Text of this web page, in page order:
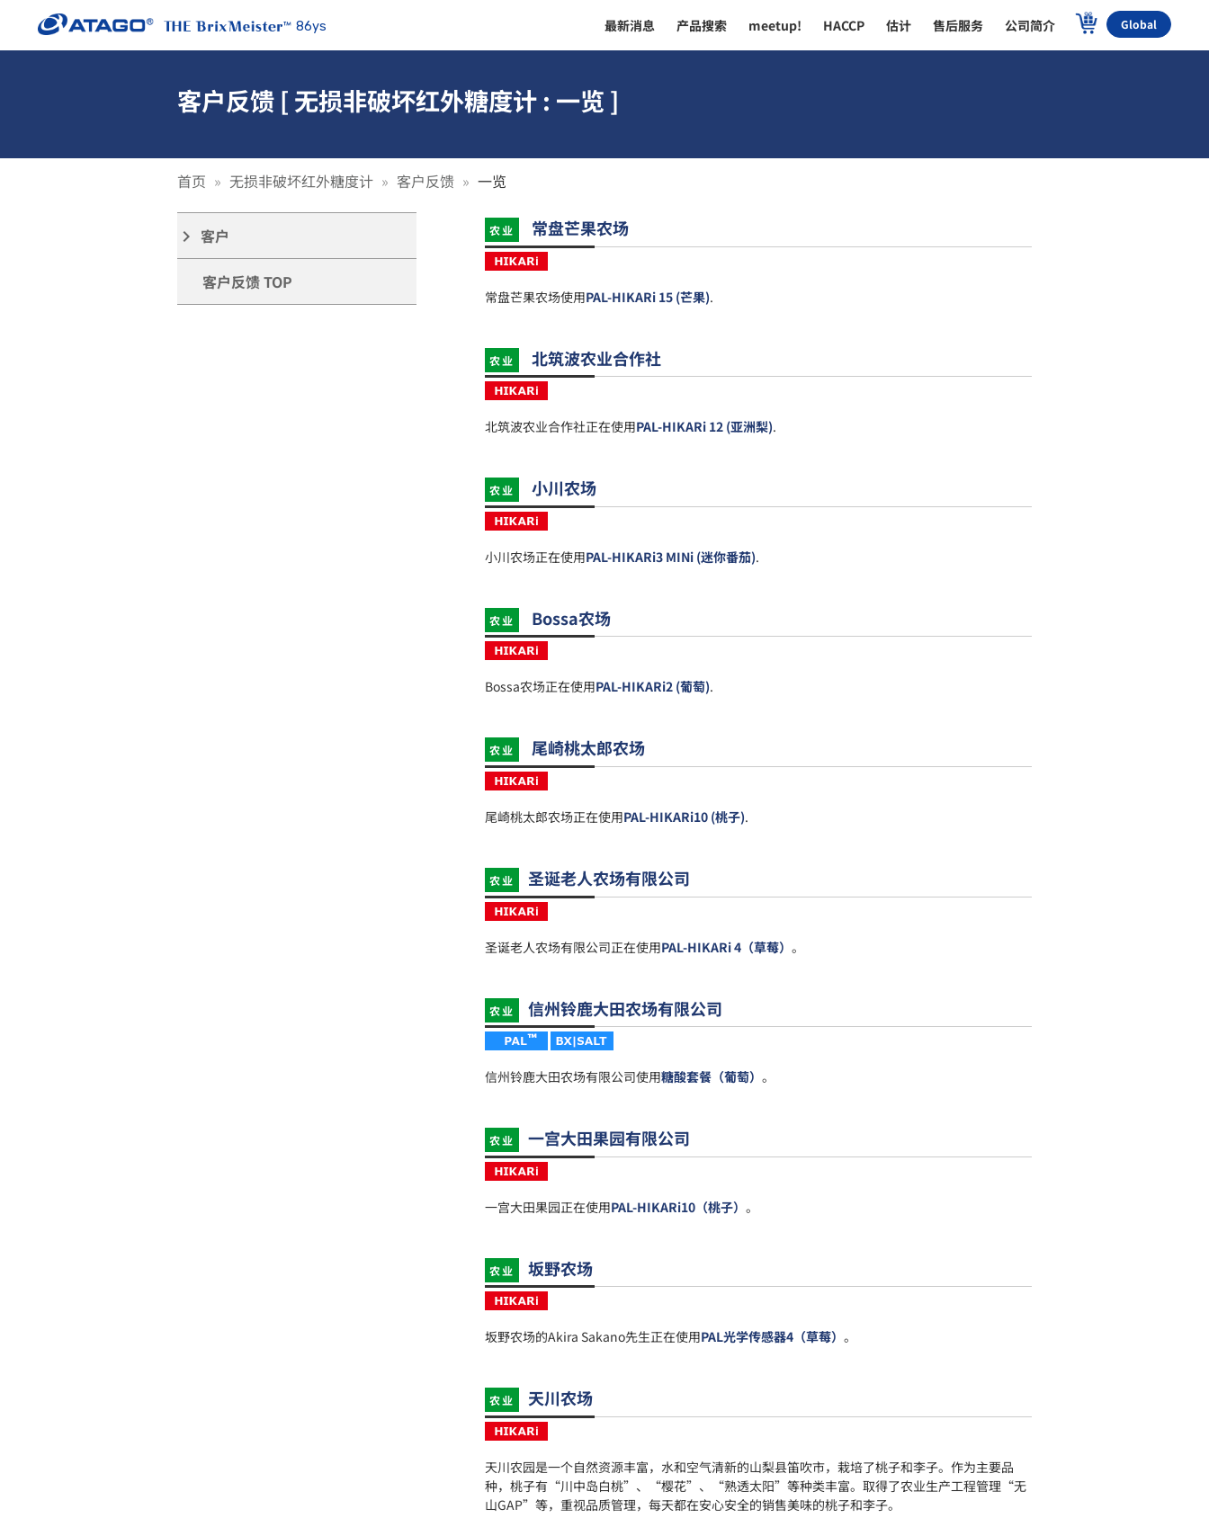
86ys 最新消息 产品搜索 meetup! HACCP 估计 售后服务 公司简介 Global
客户反馈 [ 无损非破坏红外糖度计 : 一览 ]
首页 无损非破坏红外糖度计 客户反馈 一览
keyboard_arrow_right 客户
客户反馈 TOP
农业 常盘芒果农场
常盘芒果农场使用PAL-HIKARi 15 (芒果).
农业 北筑波农业合作社
北筑波农业合作社正在使用PAL-HIKARi 12 (亚洲梨).
农业 小川农场
小川农场正在使用PAL-HIKARi3 MINi (迷你番茄).
农业 Bossa农场
Bossa农场正在使用PAL-HIKARi2 (葡萄).
农业 尾崎桃太郎农场
尾崎桃太郎农场正在使用PAL-HIKARi10 (桃子).
农业 圣诞老人农场有限公司
圣诞老人农场有限公司正在使用PAL-HIKARi 4（草莓） 。
农业 信州铃鹿大田农场有限公司
信州铃鹿大田农场有限公司使用糖酸套餐（葡萄） 。
农业 一宫大田果园有限公司
一宫大田果园正在使用PAL-HIKARi10（桃子） 。
农业 坂野农场
坂野农场的Akira Sakano先生正在使用PAL光学传感器4（草莓） 。
农业 天川农场
天川农园是一个自然资源丰富，水和空气清新的山梨县笛吹市，栽培了桃子和李子。作为主要品
种，桃子有“川中岛白桃”、“樱花”、“熟透太阳”等种类丰富。取得了农业生产工程管理“无
山GAP”等，重视品质管理，每天都在安心安全的销售美味的桃子和李子。